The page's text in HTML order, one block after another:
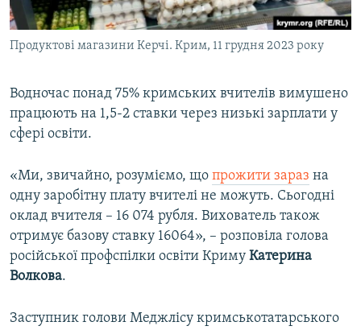
Продуктові магазини Керчі. Крим, 11 грудня 2023 року
Водночас понад 75% кримських вчителів вимушено
працюють на 1,5-2 ставки через низькі зарплати у
сфері освіти.
«Ми, звичайно, розуміємо, що прожити зараз на
одну заробітну плату вчителі не можуть. Сьогодні
оклад вчителя – 16 074 рубля. Вихователь також
отримує базову ставку 16064», – розповіла голова
російської профспілки освіти Криму Катерина
Волкова.
Заступник голови Меджлісу кримськотатарського